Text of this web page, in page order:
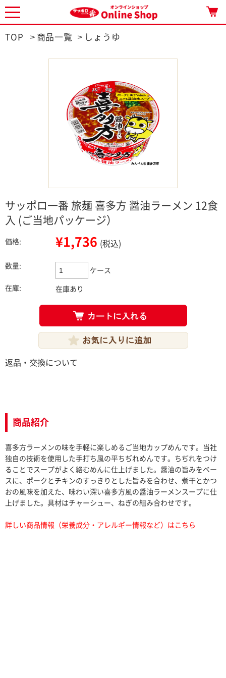
TOP 商品一覧 しょうゆ
サッポロ一番 旅麺 喜多方 醤油ラーメン 12食
入 (ご当地パッケージ）
価格: ¥1,736 (税込)
数量:
ケース
在庫: 在庫あり
喜多方ラーメンの味を手軽に楽しめるご当地カップめんです。当社
独自の技術を使用した手打ち風の平ちぢれめんです。ちぢれをつけ
ることでスープがよく絡むめんに仕上げました。醤油の旨みをベー
スに、ポークとチキンのすっきりとした旨みを合わせ、煮干とかつ
おの風味を加えた、味わい深い喜多方風の醤油ラーメンスープに仕
上げました。具材はチャーシュー、ねぎの組み合わせです。
詳しい商品情報（栄養成分・アレルギー情報など）はこちら